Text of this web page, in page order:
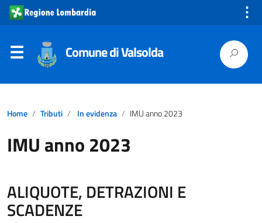
⋮
Comune di Valsolda
Home Tributi In evidenza IMU anno 2023
IMU anno 2023
ALIQUOTE, DETRAZIONI E
SCADENZE